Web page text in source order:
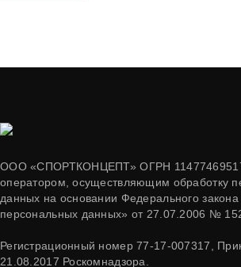
ООО «СПОРТКОНЦЕПТ» ОГРН
оператором, осуществляющим обработку
данных на основании Федерального
персональных данных» от 27.07.2006 №
Регистрационный номер 77-17-007317,
21.08.2017 Роскомнадзора.